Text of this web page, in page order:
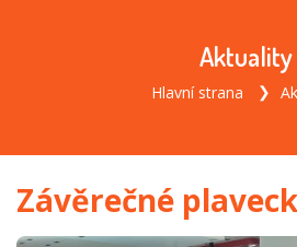
Aktuality
Hlavní strana
Závěrečné